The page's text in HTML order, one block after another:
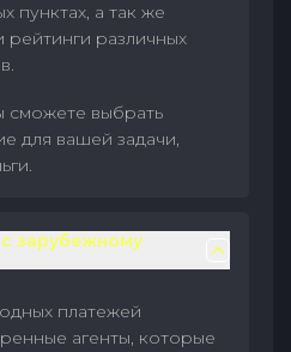
пунктах, а так же
рейтинги различных
выбрать
для вашей задачи,
зарубежному
платежей
агенты, которые